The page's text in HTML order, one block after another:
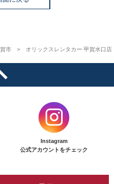
市 オリックスレンタカー 甲賀水口店
Instagram
公式アカウントをチェック